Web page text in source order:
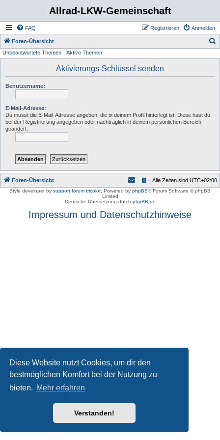
Diese Website nutzt Cookies, um dir den
bestmöglichen Komfort bei der Nutzung zu
bieten. Mehr erfahren
Verstanden!
Allrad-LKW-Gemeinschaft
FAQ Anmelden
Registrieren
Foren-Übersicht
Unbeantwortete Themen Aktive Themen
Aktivierungs-Schlüssel senden
Benutzername:
E-Mail-Adresse:
Du musst die E-Mail-Adresse angeben, die in deinem Profil hinterlegt ist. Diese hast du
bei der Registrierung angegeben oder nachträglich in deinem persönlichen Bereich
geändert.
Foren-Übersicht Alle Zeiten sind UTC+02:00
Style developer by support forum tricolor, Powered by phpBB® Forum Software © phpBB
Limited
Deutsche Übersetzung durch phpBB.de
Impressum und Datenschutzhinweise